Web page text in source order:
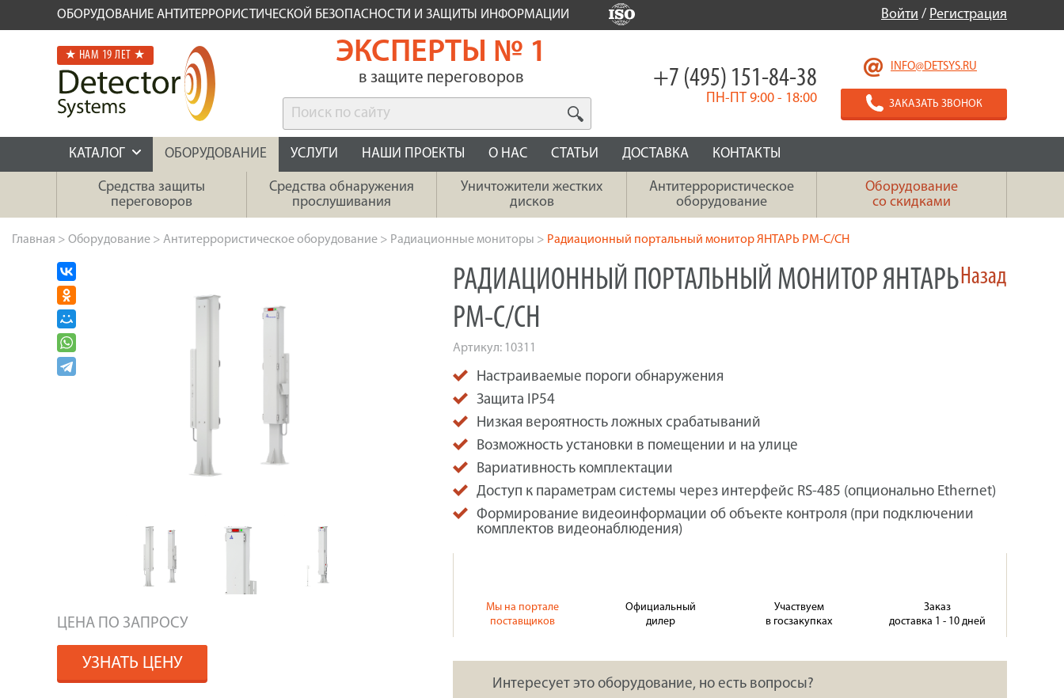
ОБОРУДОВАНИЕ АНТИТЕРРОРИСТИЧЕСКОЙ БЕЗОПАСНОСТИ И ЗАЩИТЫ ИНФОРМАЦИИ Войти / Регистрация
★ НАМ 19 ЛЕТ ★ ЭКСПЕРТЫ № 1
в защите переговоров
INFO@DETSYS.RU
ЗАКАЗАТЬ ЗВОНОК
+7 (495) 151-84-38
ПН-ПТ 9:00 - 18:00
КАТАЛОГ ОБОРУДОВАНИЕ УСЛУГИ НАШИ ПРОЕКТЫ О НАС СТАТЬИ ДОСТАВКА КОНТАКТЫ
Средства защиты
переговоров
Средства обнаружения
прослушивания
Уничтожители жестких
дисков
Антитеррористическое
оборудование
Оборудование
со скидками
Главная > Оборудование > Антитеррористическое оборудование > Радиационные мониторы > Радиационный портальный монитор ЯНТАРЬ РМ-С/СН
Назад
ЦЕНА ПО ЗАПРОСУ
УЗНАТЬ ЦЕНУ
РАДИАЦИОННЫЙ ПОРТАЛЬНЫЙ МОНИТОР ЯНТАРЬ
РМ-С/СН
Артикул: 10311
Настраиваемые пороги обнаружения
Защита IP54
Низкая вероятность ложных срабатываний
Возможность установки в помещении и на улице
Вариативность комплектации
Доступ к параметрам системы через интерфейс RS-485 (опционально Ethernet)
Формирование видеоинформации об объекте контроля (при подключении
комплектов видеонаблюдения)
Мы на портале
поставщиков
Официальный
дилер
Участвуем
в госзакупках
Заказ
доставка 1 - 10 дней
Интересует это оборудование, но есть вопросы?